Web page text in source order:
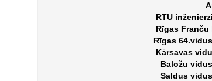
RTU
Rīgas Franču
Rīgas
Kārsavas
Baložu
Saldus